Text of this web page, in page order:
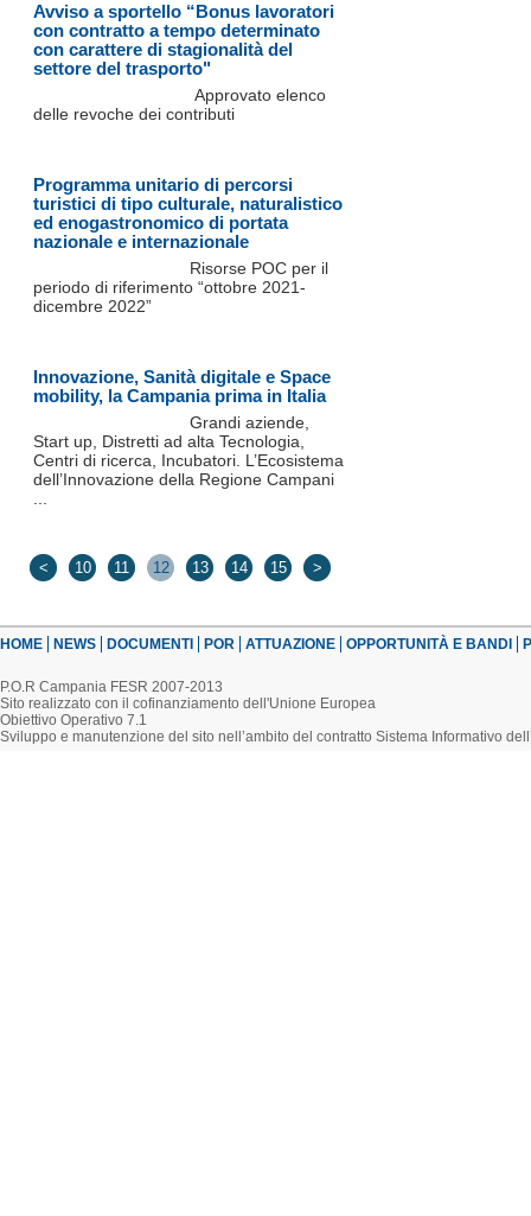
Avviso a sportello “Bonus lavoratori
con contratto a tempo determinato
con carattere di stagionalità del
settore del trasporto"
Approvato elenco
delle revoche dei contributi
Programma unitario di percorsi
turistici di tipo culturale, naturalistico
ed enogastronomico di portata
nazionale e internazionale
Risorse POC per il
periodo di riferimento “ottobre 2021-
dicembre 2022”
Innovazione, Sanità digitale e Space
mobility, la Campania prima in Italia
Grandi aziende,
Start up, Distretti ad alta Tecnologia,
Centri di ricerca, Incubatori. L’Ecosistema
dell’Innovazione della Regione Campani
< 10 11 12 13 14 15 >
HOME NEWS DOCUMENTI POR ATTUAZIONE OPPORTUNITÀ E BANDI
P.O.R Campania FESR 2007-2013
Sito realizzato con il cofinanziamento dell'Unione Europea
Obiettivo Operativo 7.1
Sviluppo e manutenzione del sito nell’ambito del contratto Sistema Informativo